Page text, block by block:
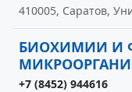
410005, Саратов,
БИОХИМИИ И
+7 (8452) 944616